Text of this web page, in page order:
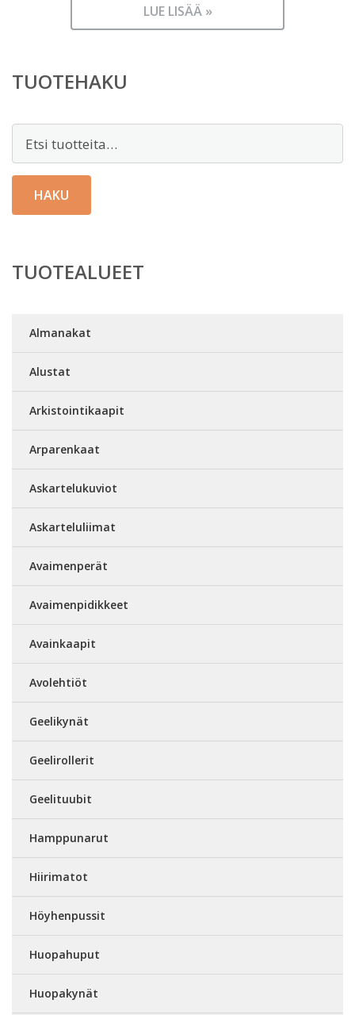
LUE LISÄÄ »
TUOTEHAKU
HAKU
TUOTEALUEET
Almanakat
Alustat
Arkistointikaapit
Arparenkaat
Askartelukuviot
Askarteluliimat
Avaimenperät
Avaimenpidikkeet
Avainkaapit
Avolehtiöt
Geelikynät
Geelirollerit
Geelituubit
Hamppunarut
Hiirimatot
Höyhenpussit
Huopahuput
Huopakynät